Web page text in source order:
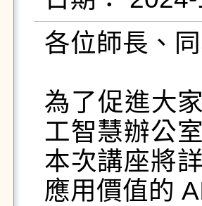
各位師長、同
為了促進大
工智慧辦公
本次講座將
應用價值的